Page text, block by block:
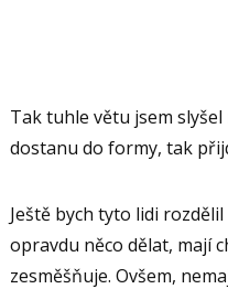
Tak tuhle větu jsem
dostanu do formy, tak
Ještě bych tyto lidi
opravdu něco dělat, mají
zesměšňuje. Ovšem,